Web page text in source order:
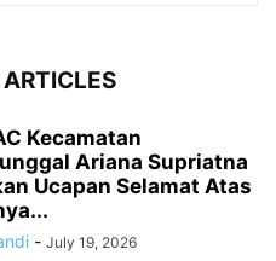
Kecamatan
Ariana Supriatna
Ucapan Selamat Atas
- July 19, 2026